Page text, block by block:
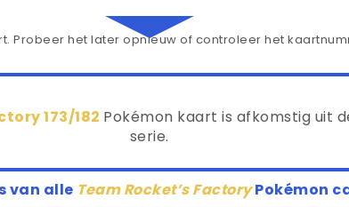
Probeer het later opnieuw of controleer het
173/182 Pokémon kaart is afkomstig uit
serie.
van alle Team Rocket’s FactoryPokémon